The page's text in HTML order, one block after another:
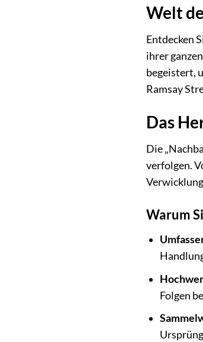
Welt
Entdecken
ihrer
begeistert,
Ramsay
Das
Die
verfolgen.
Warum
Folgen